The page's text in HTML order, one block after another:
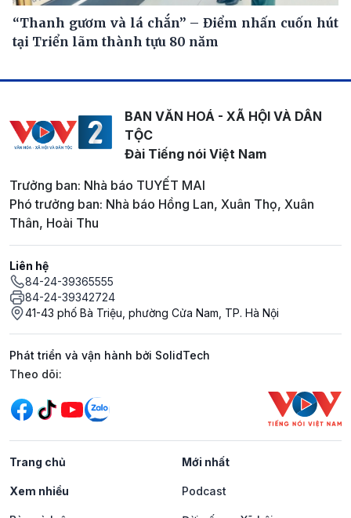
“Thanh gươm và lá chắn” – Điểm nhấn cuốn hút
tại Triển lãm thành tựu 80 năm
BAN VĂN HOÁ - XÃ HỘI VÀ DÂN
TỘC
Đài Tiếng nói Việt Nam
Trưởng ban: Nhà báo TUYẾT MAI
Phó trưởng ban: Nhà báo Hồng Lan, Xuân Thọ, Xuân
Thân, Hoài Thu
Liên hệ
84-24-39365555
84-24-39342724
41-43 phố Bà Triệu, phường Cửa Nam, TP. Hà Nội
Phát triển và vận hành bởi SolidTech
Mạng xã hội
Theo dõi:
Trang chủ Mới nhất
Xem nhiều Podcast